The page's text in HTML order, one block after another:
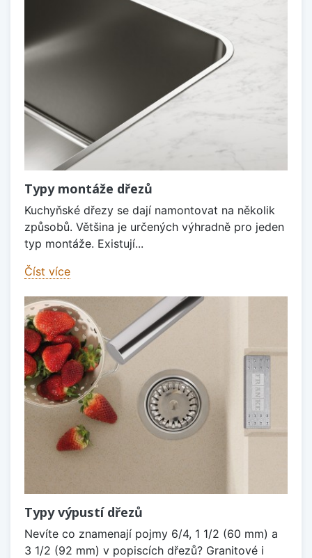
Typy montáže dřezů
Kuchyňské dřezy se dají namontovat na několik
způsobů. Většina je určených výhradně pro jeden
typ montáže. Existují...
Číst více
Typy výpustí dřezů
Nevíte co znamenají pojmy 6/4, 1 1/2 (60 mm) a
3 1/2 (92 mm) v popiscích dřezů? Granitové i